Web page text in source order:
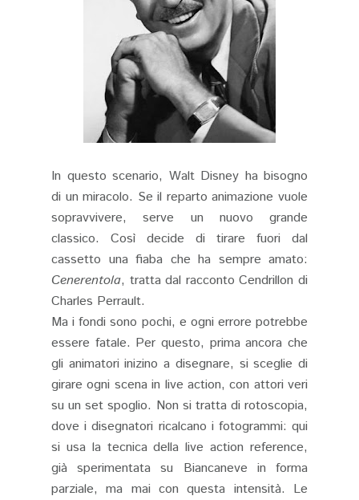
In questo scenario, Walt Disney ha bisogno
di un miracolo. Se il reparto animazione vuole
sopravvivere, serve un nuovo grande
classico. Così decide di tirare fuori dal
cassetto una fiaba che ha sempre amato:
Cenerentola, tratta dal racconto Cendrillon di
Charles Perrault.
Ma i fondi sono pochi, e ogni errore potrebbe
essere fatale. Per questo, prima ancora che
gli animatori inizino a disegnare, si sceglie di
girare ogni scena in live action, con attori veri
su un set spoglio. Non si tratta di rotoscopia,
dove i disegnatori ricalcano i fotogrammi: qui
si usa la tecnica della live action reference,
già sperimentata su Biancaneve in forma
parziale, ma mai con questa intensità. Le